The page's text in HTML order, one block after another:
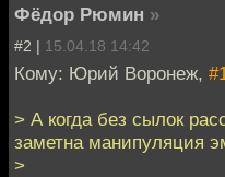
Фёдор Рюмин »
#2 | 15.04.18 14:42
Кому: Юрий Воронеж,
> А когда без сылок
заметна манипуляция
>